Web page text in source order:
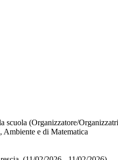
scuola (Organizzatore/
e di Matematica